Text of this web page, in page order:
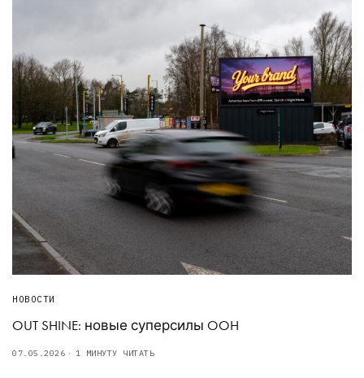
НОВОСТИ
OUT SHINE: новые суперсилы OOH
07.05.2026 1 МИНУТУ ЧИТАТЬ